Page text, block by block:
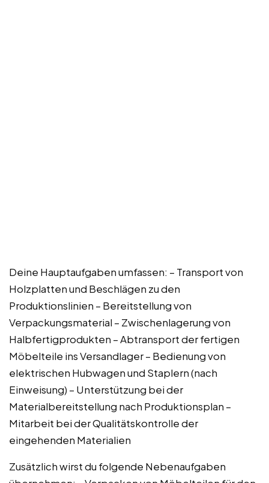
Deine Hauptaufgaben umfassen: – Transport von
Holzplatten und Beschlägen zu den
Produktionslinien – Bereitstellung von
Verpackungsmaterial – Zwischenlagerung von
Halbfertigprodukten – Abtransport der fertigen
Möbelteile ins Versandlager – Bedienung von
elektrischen Hubwagen und Staplern (nach
Einweisung) – Unterstützung bei der
Materialbereitstellung nach Produktionsplan –
Mitarbeit bei der Qualitätskontrolle der
eingehenden Materialien
Zusätzlich wirst du folgende Nebenaufgaben